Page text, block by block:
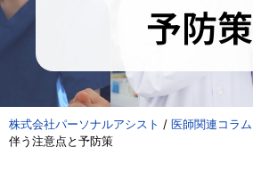
予防策
株式会社パーソナルアシスト / 医師関連コラム
伴う注意点と予防策